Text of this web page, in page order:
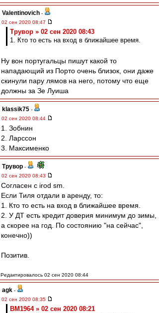
Valentinovich -
02 сен 2020 08:47
Трувор » 02 сен 2020 08:43
1. Кто то есть на вход в ближайшее время.
Ну вон португальцы пишут какой то
нападающий из Порто очень близок, они даже
скинули пару лямов на него, потому что еще
должны за Зе Луиша
klassik75 -
02 сен 2020 08:44
1. Зобнин
2. Ларссон
3. Максименко
Трувор -
02 сен 2020 08:43
Согласен с irod sm.
Если Тиля отдали в аренду, то:
1. Кто то есть на вход в ближайшее время.
2. У ДТ есть кредит доверия минимум до зимы,
а скорее на год. По состоянию "на сейчас",
конечно))
Позитив.
Редактировалось 02 сен 2020 08:44
agk -
02 сен 2020 08:35
BM1964 » 02 сен 2020 08:21